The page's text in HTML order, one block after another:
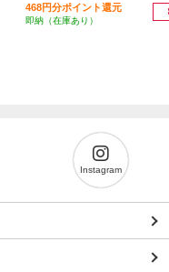
468円分ポイント還元
即納（在庫あり）
Instagram